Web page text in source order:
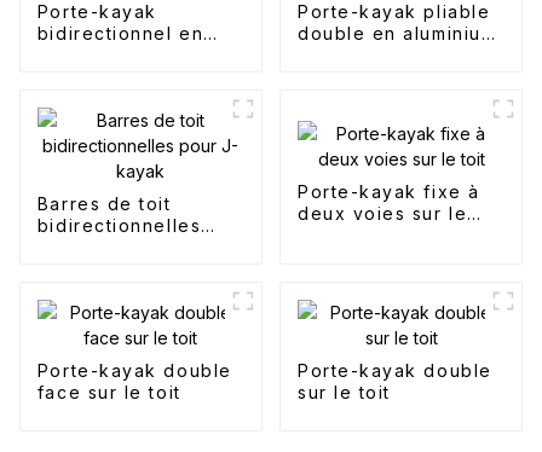
Porte-kayak
bidirectionnel en
Porte-kayak pliable
double en aluminium
Barres de toit
bidirectionnelles
Porte-kayak fixe à
deux voies sur le
Porte-kayak double
face sur le toit
Porte-kayak double
sur le toit